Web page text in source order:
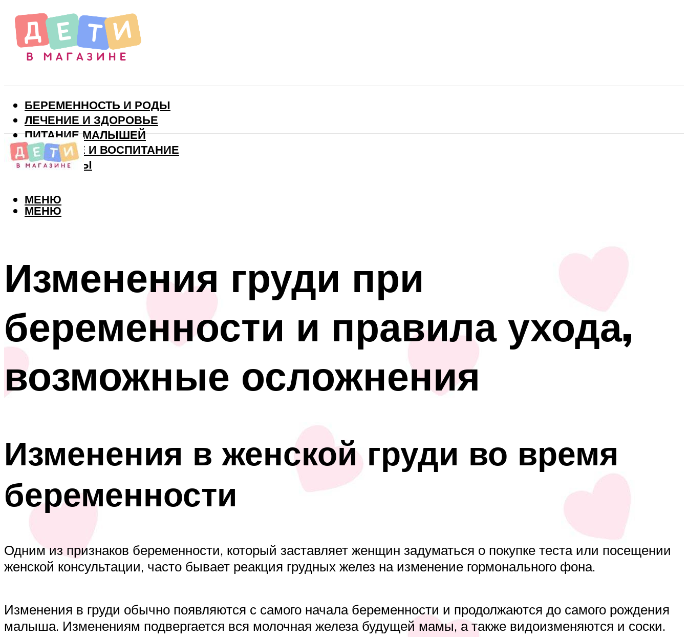
БЕРЕМЕННОСТЬ И РОДЫ
ЛЕЧЕНИЕ И ЗДОРОВЬЕ
ПИТАНИЕ МАЛЫШЕЙ
РАЗВИТИЕ И ВОСПИТАНИЕ
ВИТАМИНЫ
МЕНЮ
МЕНЮ
Изменения груди при
беременности и правила ухода,
возможные осложнения
Изменения в женской груди во время
беременности
Одним из признаков беременности, который заставляет женщин задуматься о покупке теста или посещении
женской консультации, часто бывает реакция грудных желез на изменение гормонального фона.
Изменения в груди обычно появляются с самого начала беременности и продолжаются до самого рождения
малыша. Изменениям подвергается вся молочная железа будущей мамы, а также видоизменяются и соски.